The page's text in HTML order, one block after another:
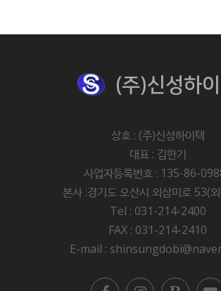
(주)신성하
상호 : (주)신성하이텍
대표 : 김한기
사업자등록번호 : 135-86-
본사 :경기도 오산시 외삼미로 53(
Tel : 031-214-2400
FAX : 031-214-2410
E-mail :